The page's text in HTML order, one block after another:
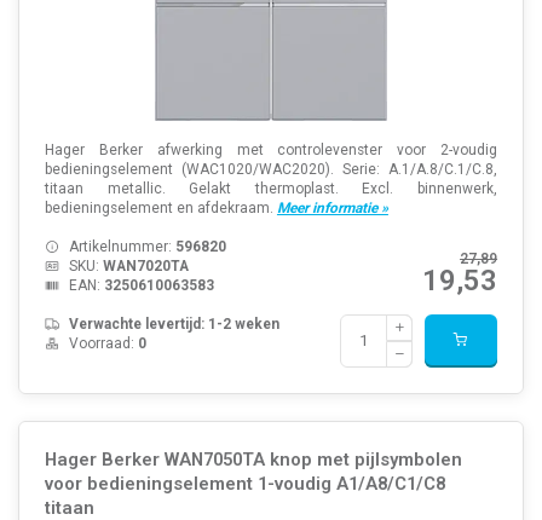
Hager Berker afwerking met controlevenster voor 2-voudig
bedieningselement (WAC1020/WAC2020). Serie: A.1/A.8/C.1/C.8,
titaan metallic. Gelakt thermoplast. Excl. binnenwerk,
bedieningselement en afdekraam. Meer informatie »
27,89
19,53
Artikelnummer: 596820
SKU: WAN7020TA
EAN: 3250610063583
Verwachte levertijd: 1-2 weken
Voorraad: 0
Hager Berker WAN7050TA knop met pijlsymbolen
voor bedieningselement 1-voudig A1/A8/C1/C8
titaan